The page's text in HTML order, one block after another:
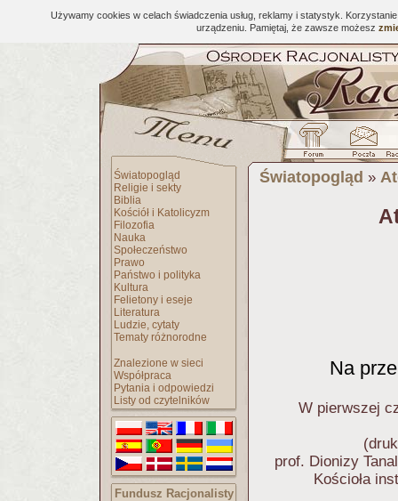
Używamy cookies w celach świadczenia usług, reklamy i statystyk.
urządzeniu. Pamiętaj, że zawsze możesz
Światopogląd
Religie i sekty
Biblia
Kościół i Katolicyzm
Filozofia
Nauka
Społeczeństwo
Prawo
Państwo i polityka
Kultura
Felietony i eseje
Literatura
Ludzie, cytaty
Tematy różnorodne
Znalezione w sieci
Współpraca
Pytania i odpowiedzi
Listy od czytelników
Fundusz Racjonalisty
Światopogląd »
Na
W pierwszej
prof. Dionizy
Kościoła